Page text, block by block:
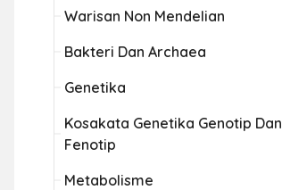
Warisan Non Mendelian
Bakteri Dan Archaea
Genetika
Kosakata Genetika Genotip Dan
Fenotip
Metabolisme